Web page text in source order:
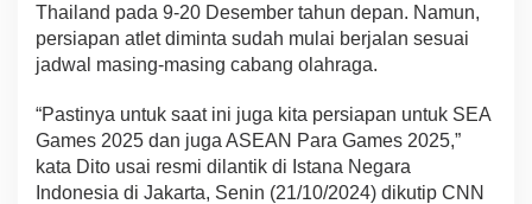
Thailand pada 9-20 Desember tahun depan. Namun,
persiapan atlet diminta sudah mulai berjalan sesuai
jadwal masing-masing cabang olahraga.
“Pastinya untuk saat ini juga kita persiapan untuk SEA
Games 2025 dan juga ASEAN Para Games 2025,”
kata Dito usai resmi dilantik di Istana Negara
Indonesia di Jakarta, Senin (21/10/2024) dikutip CNN